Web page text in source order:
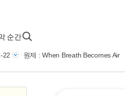
순간
22 원제 : When Breath Becomes Air